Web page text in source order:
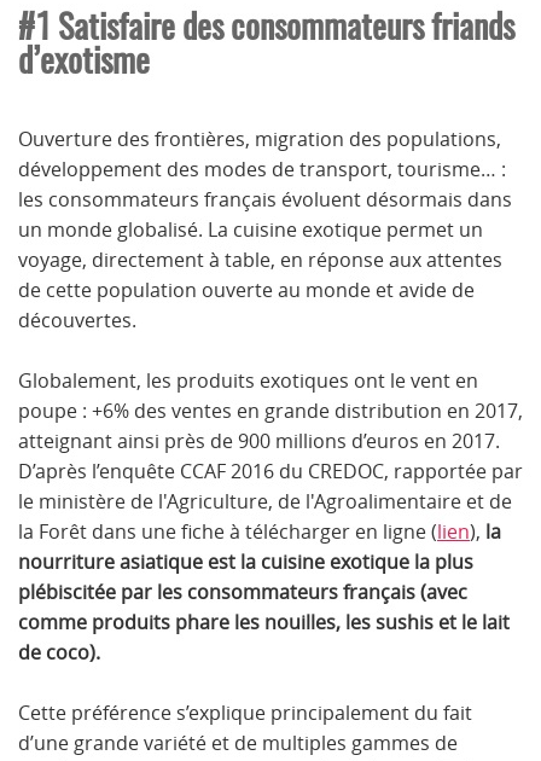
#1 Satisfaire des consommateurs friands
d’exotisme
Ouverture des frontières, migration des populations,
développement des modes de transport, tourisme… :
les consommateurs français évoluent désormais dans
un monde globalisé. La cuisine exotique permet un
voyage, directement à table, en réponse aux attentes
de cette population ouverte au monde et avide de
découvertes.
Globalement, les produits exotiques ont le vent en
poupe : +6% des ventes en grande distribution en 2017,
atteignant ainsi près de 900 millions d’euros en 2017.
D’après l’enquête CCAF 2016 du CREDOC, rapportée par
le ministère de l'Agriculture, de l'Agroalimentaire et de
la Forêt dans une fiche à télécharger en ligne (lien), la
nourriture asiatique est la cuisine exotique la plus
plébiscitée par les consommateurs français (avec
comme produits phare les nouilles, les sushis et le lait
de coco).
Cette préférence s’explique principalement du fait
d’une grande variété et de multiples gammes de